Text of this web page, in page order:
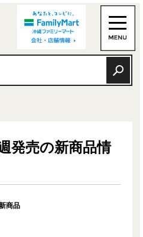
発売の新商品情
商品